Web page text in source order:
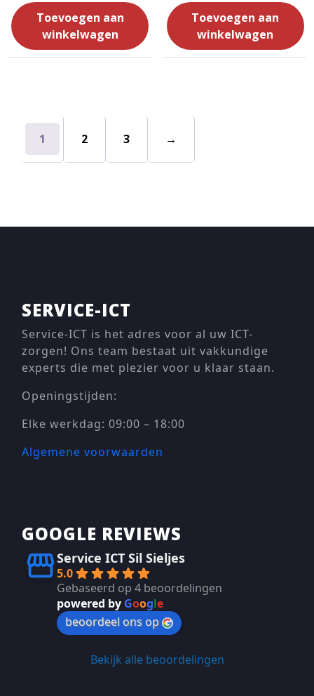
Toevoegen aan
winkelwagen
Toevoegen aan
winkelwagen
1 2 3 →
SERVICE-ICT
Service-ICT is het adres voor al uw ICT-
zorgen! Ons team bestaat uit vakkundige
experts die met plezier voor u klaar staan.
Openingstijden:
Elke werkdag: 09:00 – 18:00
Algemene voorwaarden
GOOGLE REVIEWS
Service ICT Sil Sieljes
5.0
Gebaseerd op 4 beoordelingen
powered by Google
beoordeel ons op
Bekijk alle beoordelingen